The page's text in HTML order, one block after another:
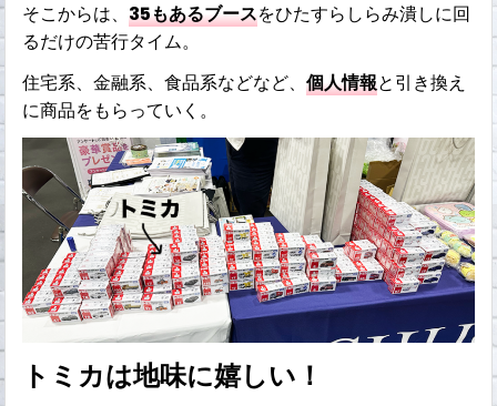
そこからは、35もあるブースをひたすらしらみ潰しに回
るだけの苦行タイム。
住宅系、金融系、食品系などなど、個人情報と引き換え
に商品をもらっていく。
トミカは地味に嬉しい！